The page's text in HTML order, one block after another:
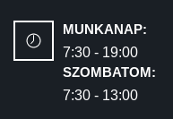
MUNKANAP:
7:30 - 19:00
SZOMBATOM:
7:30 - 13:00